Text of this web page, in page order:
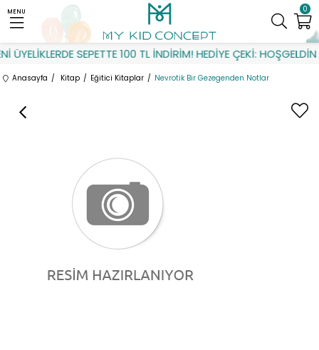
SEPETTE 100 TL İNDİRİM! HEDİYE ÇEKİ: HOŞGELDİN
0
MENU
Anasayfa Kitap Eğitici Kitaplar Nevrotik Bir Gezegenden Notlar